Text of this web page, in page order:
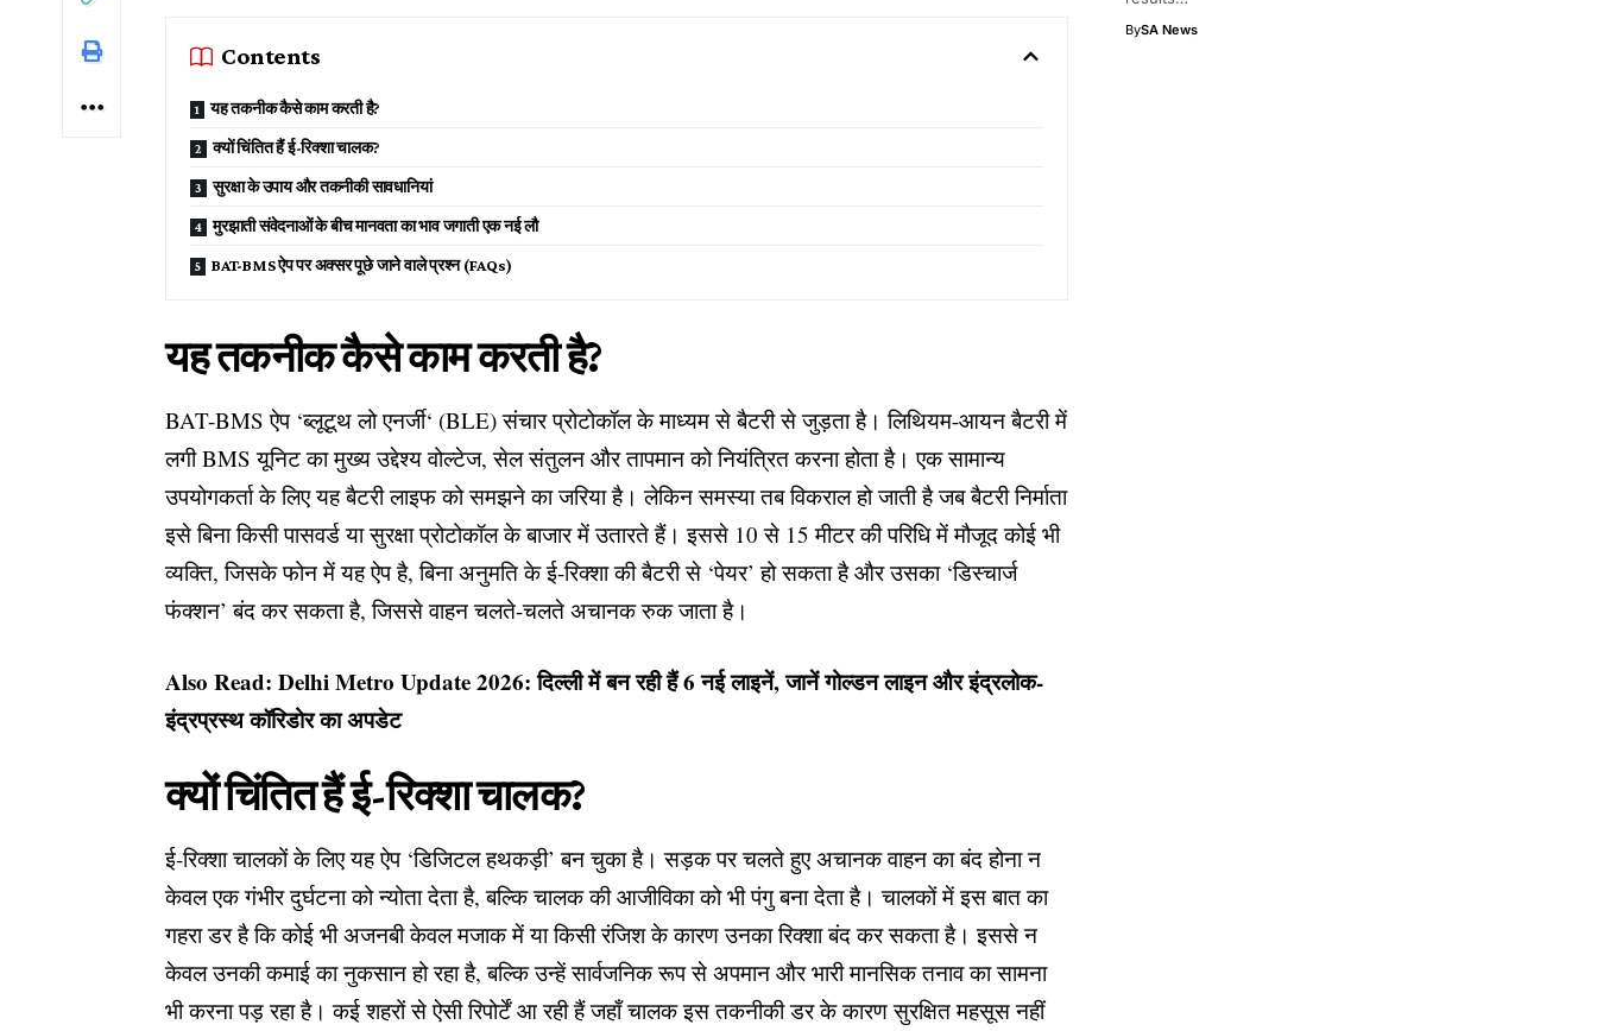
Contents
यह तकनीक कैसे काम करती है?
क्यों चिंतित हैं ई-रिक्शा चालक?
सुरक्षा के उपाय और तकनीकी सावधानियां
मुरझाती संवेदनाओं के बीच मानवता का भाव जगाती एक नई लौ
BAT-BMS ऐप पर अक्सर पूछे जाने वाले प्रश्न (FAQs)
यह तकनीक कैसे काम करती है?
BAT-BMS ऐप ‘ब्लूटूथ लो एनर्जी‘ (BLE) संचार प्रोटोकॉल के माध्यम से बैटरी से जुड़ता है। लिथियम-आयन बैटरी में
लगी BMS यूनिट का मुख्य उद्देश्य वोल्टेज, सेल संतुलन और तापमान को नियंत्रित करना होता है। एक सामान्य
उपयोगकर्ता के लिए यह बैटरी लाइफ को समझने का जरिया है। लेकिन समस्या तब विकराल हो जाती है जब बैटरी निर्माता
इसे बिना किसी पासवर्ड या सुरक्षा प्रोटोकॉल के बाजार में उतारते हैं। इससे 10 से 15 मीटर की परिधि में मौजूद कोई भी
व्यक्ति, जिसके फोन में यह ऐप है, बिना अनुमति के ई-रिक्शा की बैटरी से ‘पेयर’ हो सकता है और उसका ‘डिस्चार्ज
फंक्शन’ बंद कर सकता है, जिससे वाहन चलते-चलते अचानक रुक जाता है।
Also Read:Delhi Metro Update 2026: दिल्ली में बन रही हैं 6 नई लाइनें, जानें गोल्डन लाइन और इंद्रलोक-
इंद्रप्रस्थ कॉरिडोर का अपडेट
क्यों चिंतित हैं ई-रिक्शा चालक?
ई-रिक्शा चालकों के लिए यह ऐप ‘डिजिटल हथकड़ी’ बन चुका है। सड़क पर चलते हुए अचानक वाहन का बंद होना न
केवल एक गंभीर दुर्घटना को न्योता देता है, बल्कि चालक की आजीविका को भी पंगु बना देता है। चालकों में इस बात का
गहरा डर है कि कोई भी अजनबी केवल मजाक में या किसी रंजिश के कारण उनका रिक्शा बंद कर सकता है। इससे न
केवल उनकी कमाई का नुकसान हो रहा है, बल्कि उन्हें सार्वजनिक रूप से अपमान और भारी मानसिक तनाव का सामना
भी करना पड़ रहा है। कई शहरों से ऐसी रिपोर्टें आ रही हैं जहाँ चालक इस तकनीकी डर के कारण सुरक्षित महसूस नहीं
BySA News